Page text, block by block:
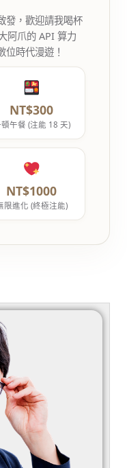
發，歡迎請我喝杯
阿爪的 API 算力
時代漫遊！
NT$300
午餐 (注能 18 天)
NT$1000
限進化 (終極注能)